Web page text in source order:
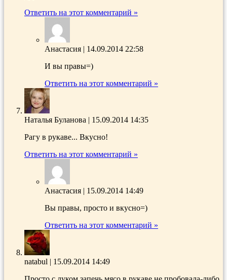
Ответить на этот комментарий »
Анастасия | 14.09.2014 22:58
И вы правы=)
Ответить на этот комментарий »
Наталья Буланова | 15.09.2014 14:35
Рагу в рукаве... Вкусно!
Ответить на этот комментарий »
Анастасия | 15.09.2014 14:49
Вы правы, просто и вкусно=)
Ответить на этот комментарий »
natabul | 15.09.2014 14:49